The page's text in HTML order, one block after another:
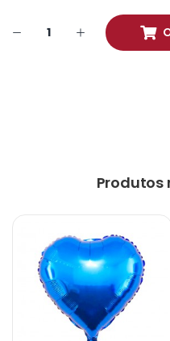
Produtos